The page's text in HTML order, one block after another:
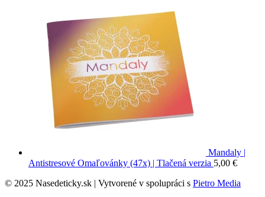
Mandaly |
Antistresové Omaľovánky (47x) | Tlačená verzia 5,00 €
© 2025 Nasedeticky.sk | Vytvorené v spolupráci s Pietro Media